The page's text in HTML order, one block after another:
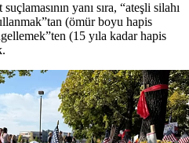
yanı sıra, “ateşli silahı
(ömür boyu hapis
(15 yıla kadar hapis